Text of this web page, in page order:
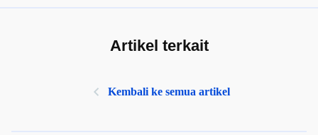
Artikel terkait
Kembali ke semua artikel